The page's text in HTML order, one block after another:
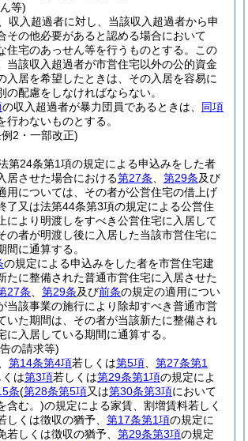
等)
収入超過者に対し、当該収入超過者から申
その他必要があると認める場合において
住宅のあっせん等を行うものとする。
この
当該収入超過者が市営住宅以外の公的資金
入居を希望したときは、その入居を容易に
の配慮をしなければならない。
の収入超過者が暴力団員であるときは、 同項
行わないものとする。
2・一部改正)
第24条第1項の規定による申込みをした者
居させた場合における第27条 第29条及び
用については、その者が公営住宅の借上げ
了又は法第44条第3項の規定による公営住
により明渡しをすべき公営住宅に入居して
の者が明渡し後に入居した当該市営住宅に
間に通算する。
の規定による申込みをした者を市営住宅建
たに整備された普通市営住宅に入居させた
27条 第29条及び前条の規定の適用につい
当該事業の施行により除却すべき普通市営
いた期間は、その者が当該新たに整備され
に入居している期間に通算する。
の請求等)
第14条第4項若しくは第5項
第27条第1
は第3項若しくは第29条第1項の規定によ
条(第28条第5項又は第30条第3項において
含む。)の規定による家賃、割増賃料若しく
しくは徴収の猶予、 第17条第1項の規定に
若しくは徴収の猶予、 第29条第3項の規定